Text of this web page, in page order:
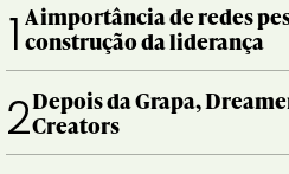
1 A importância de redes
construção da liderança
2Depois da Grapa,
Creators